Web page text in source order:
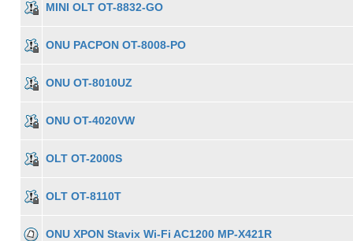
MINI OLT OT-8832-GO
ONU PACPON OT-8008-PO
ONU OT-8010UZ
ONU OT-4020VW
OLT OT-2000S
OLT OT-8110T
ONU XPON Stavix Wi-Fi AC1200 MP-X421R